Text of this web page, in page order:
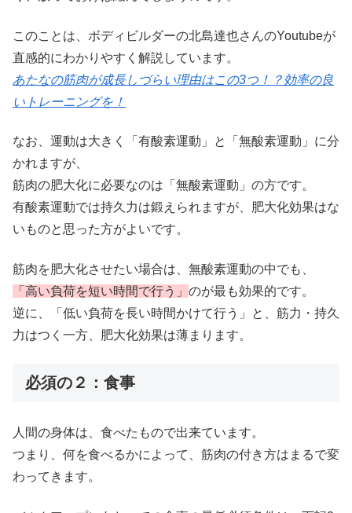
このことは、ボディビルダーの北島達也さんのYoutubeが
直感的にわかりやすく解説しています。
あたなの筋肉が成長しづらい理由はこの3つ！？効率の良
いトレーニングを！
なお、運動は大きく「有酸素運動」と「無酸素運動」に分
かれますが、
筋肉の肥大化に必要なのは「無酸素運動」の方です。
有酸素運動では持久力は鍛えられますが、肥大化効果はな
いものと思った方がよいです。
筋肉を肥大化させたい場合は、無酸素運動の中でも、
「高い負荷を短い時間で行う」 のが最も効果的です。
逆に、「低い負荷を長い時間かけて行う」と、筋力・持久
力はつく一方、肥大化効果は薄まります。
必須の２：食事
人間の身体は、食べたもので出来ています。
つまり、何を食べるかによって、筋肉の付き方はまるで変
わってきます。